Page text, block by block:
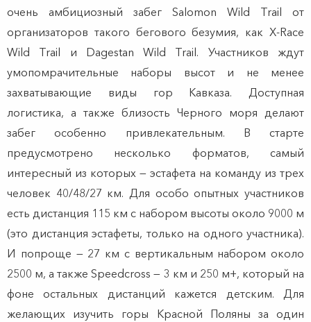
очень амбициозный забег Salomon Wild Trail от
организаторов такого бегового безумия, как X-Race
Wild Trail и Dagestan Wild Trail. Участников ждут
умопомрачительные наборы высот и не менее
захватывающие виды гор Кавказа. Доступная
логистика, а также близость Черного моря делают
забег особенно привлекательным. В старте
предусмотрено несколько форматов, самый
интересный из которых — эстафета на команду из трех
человек 40/48/27 км. Для особо опытных участников
есть дистанция 115 км с набором высоты около 9000 м
(это дистанция эстафеты, только на одного участника).
И попроще — 27 км с вертикальным набором около
2500 м, а также Speedcross — 3 км и 250 м+, который на
фоне остальных дистанций кажется детским. Для
желающих изучить горы Красной Поляны за один